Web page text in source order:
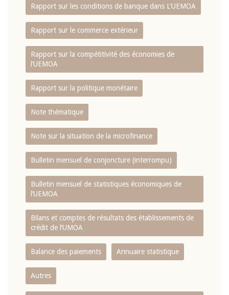
Rapport sur les conditions de banque dans L‘UEMOA
Rapport sur le commerce extérieur
Rapport sur la compétitivité des économies de
l‘UEMOA
Rapport sur la politique monétaire
Note thématique
Note sur la situation de la microfinance
Bulletin mensuel de conjoncture (interrompu)
Bulletin mensuel de statistiques économiques de
l‘UEMOA
Bilans et comptes de résultats des établissements de
crédit de l‘UMOA
Balance des paiements Annuaire statistique
Autres